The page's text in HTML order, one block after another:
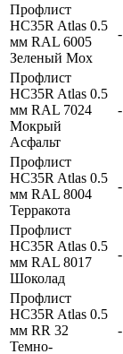
Профлист
HC35R Atlas 0.5
мм RAL 6005
Зеленый Мох
-
Профлист
HC35R Atlas 0.5
мм RAL 7024
Мокрый
Асфальт
-
Профлист
HC35R Atlas 0.5
мм RAL 8004
Терракота
-
Профлист
HC35R Atlas 0.5
мм RAL 8017
Шоколад
-
Профлист
HC35R Atlas 0.5
мм RR 32
Темно-
-